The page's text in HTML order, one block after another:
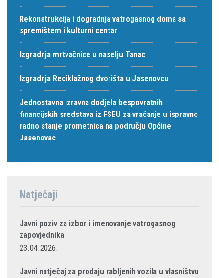
Rekonstrukcija i dogradnja vatrogasnog doma sa
spremištem i kulturni centar
Izgradnja mrtvačnice u naselju Tanac
Izgradnja Reciklažnog dvorišta u Jasenovcu
Jednostavna izravna dodjela bespovratnih
financijskih sredstava iz FSEU za vraćanje u ispravno
radno stanje prometnica na području Općine
Jasenovac
Natječaji
Javni poziv za izbor i imenovanje vatrogasnog
zapovjednika
23.04.2026.
Javni natječaj za prodaju rabljenih vozila u vlasništvu